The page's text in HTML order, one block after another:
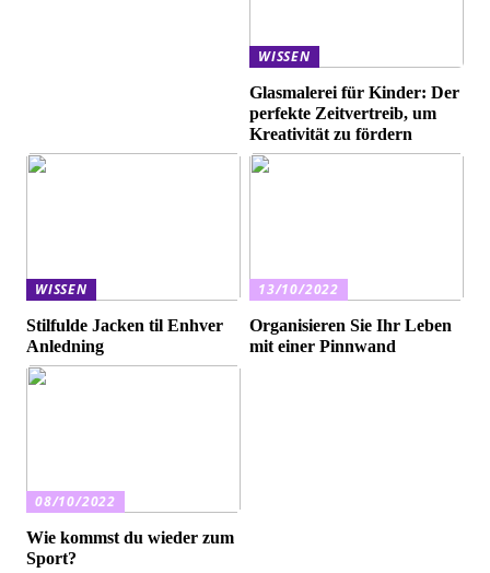
WISSEN
Glasmalerei für Kinder: Der
perfekte Zeitvertreib, um
Kreativität zu fördern
WISSEN
Stilfulde Jacken til Enhver
Anledning
13/10/2022
Organisieren Sie Ihr Leben
mit einer Pinnwand
08/10/2022
Wie kommst du wieder zum
Sport?